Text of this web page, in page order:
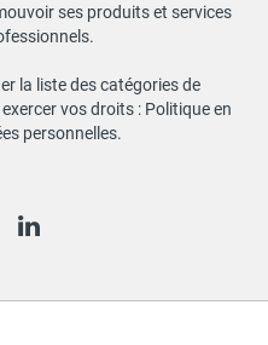
ses produits et services
la liste des catégories de
vos droits : Politique en
personnelles.